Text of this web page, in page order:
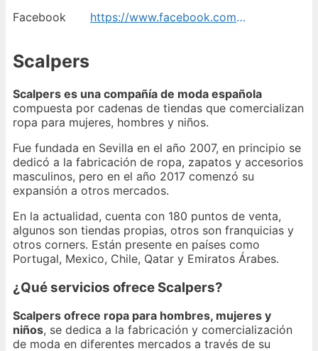
Facebook https://www.facebook.com/scalpers/
Scalpers
Scalpers es una compañía de moda española
compuesta por cadenas de tiendas que comercializan
ropa para mujeres, hombres y niños.
Fue fundada en Sevilla en el año 2007, en principio se
dedicó a la fabricación de ropa, zapatos y accesorios
masculinos, pero en el año 2017 comenzó su
expansión a otros mercados.
En la actualidad, cuenta con 180 puntos de venta,
algunos son tiendas propias, otros son franquicias y
otros corners. Están presente en países como
Portugal, Mexico, Chile, Qatar y Emiratos Árabes.
¿Qué servicios ofrece Scalpers?
Scalpers ofrece ropa para hombres, mujeres y
niños, se dedica a la fabricación y comercialización
de moda en diferentes mercados a través de su